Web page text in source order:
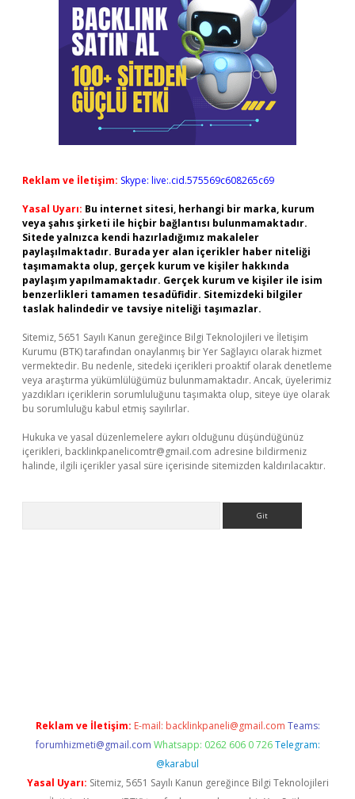
Reklam ve İletişim: Skype: live:.cid.575569c608265c69
Yasal Uyarı: Bu internet sitesi, herhangi bir marka, kurum
veya şahıs şirketi ile hiçbir bağlantısı bulunmamaktadır.
Sitede yalnızca kendi hazırladığımız makaleler
paylaşılmaktadır. Burada yer alan içerikler haber niteliği
taşımamakta olup, gerçek kurum ve kişiler hakkında
paylaşım yapılmamaktadır. Gerçek kurum ve kişiler ile isim
benzerlikleri tamamen tesadüfidir. Sitemizdeki bilgiler
taslak halindedir ve tavsiye niteliği taşımazlar.
Sitemiz, 5651 Sayılı Kanun gereğince Bilgi Teknolojileri ve İletişim
Kurumu (BTK) tarafından onaylanmış bir Yer Sağlayıcı olarak hizmet
vermektedir. Bu nedenle, sitedeki içerikleri proaktif olarak denetleme
veya araştırma yükümlülüğümüz bulunmamaktadır. Ancak, üyelerimiz
yazdıkları içeriklerin sorumluluğunu taşımakta olup, siteye üye olarak
bu sorumluluğu kabul etmiş sayılırlar.
Hukuka ve yasal düzenlemelere aykırı olduğunu düşündüğünüz
içerikleri, backlinkpanelicomtr@gmail.com adresine bildirmeniz
halinde, ilgili içerikler yasal süre içerisinde sitemizden kaldırılacaktır.
Reklam ve İletişim: E-mail: backlinkpaneli@gmail.com Teams:
forumhizmeti@gmail.com Whatsapp: 0262 606 0 726 Telegram:
@karabul
Yasal Uyarı: Sitemiz, 5651 Sayılı Kanun gereğince Bilgi Teknolojileri